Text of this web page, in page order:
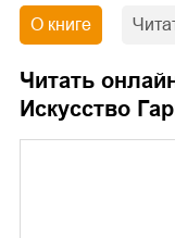
О книге
Читать
Искусство